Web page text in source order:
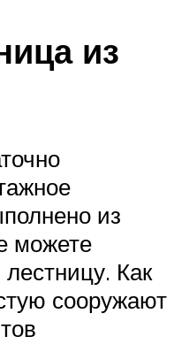
из
из
можете
Как
сооружают